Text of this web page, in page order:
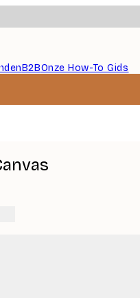
B2BOnze How-To Gids